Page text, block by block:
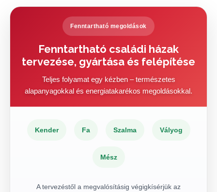
Fenntartható megoldások
Fenntartható családi házak
tervezése, gyártása és felépítése
Teljes folyamat egy kézben – természetes
alapanyagokkal és energiatakarékos megoldásokkal.
Kender Fa Szalma Vályog
Mész
A tervezéstől a megvalósításig végigkísérjük az